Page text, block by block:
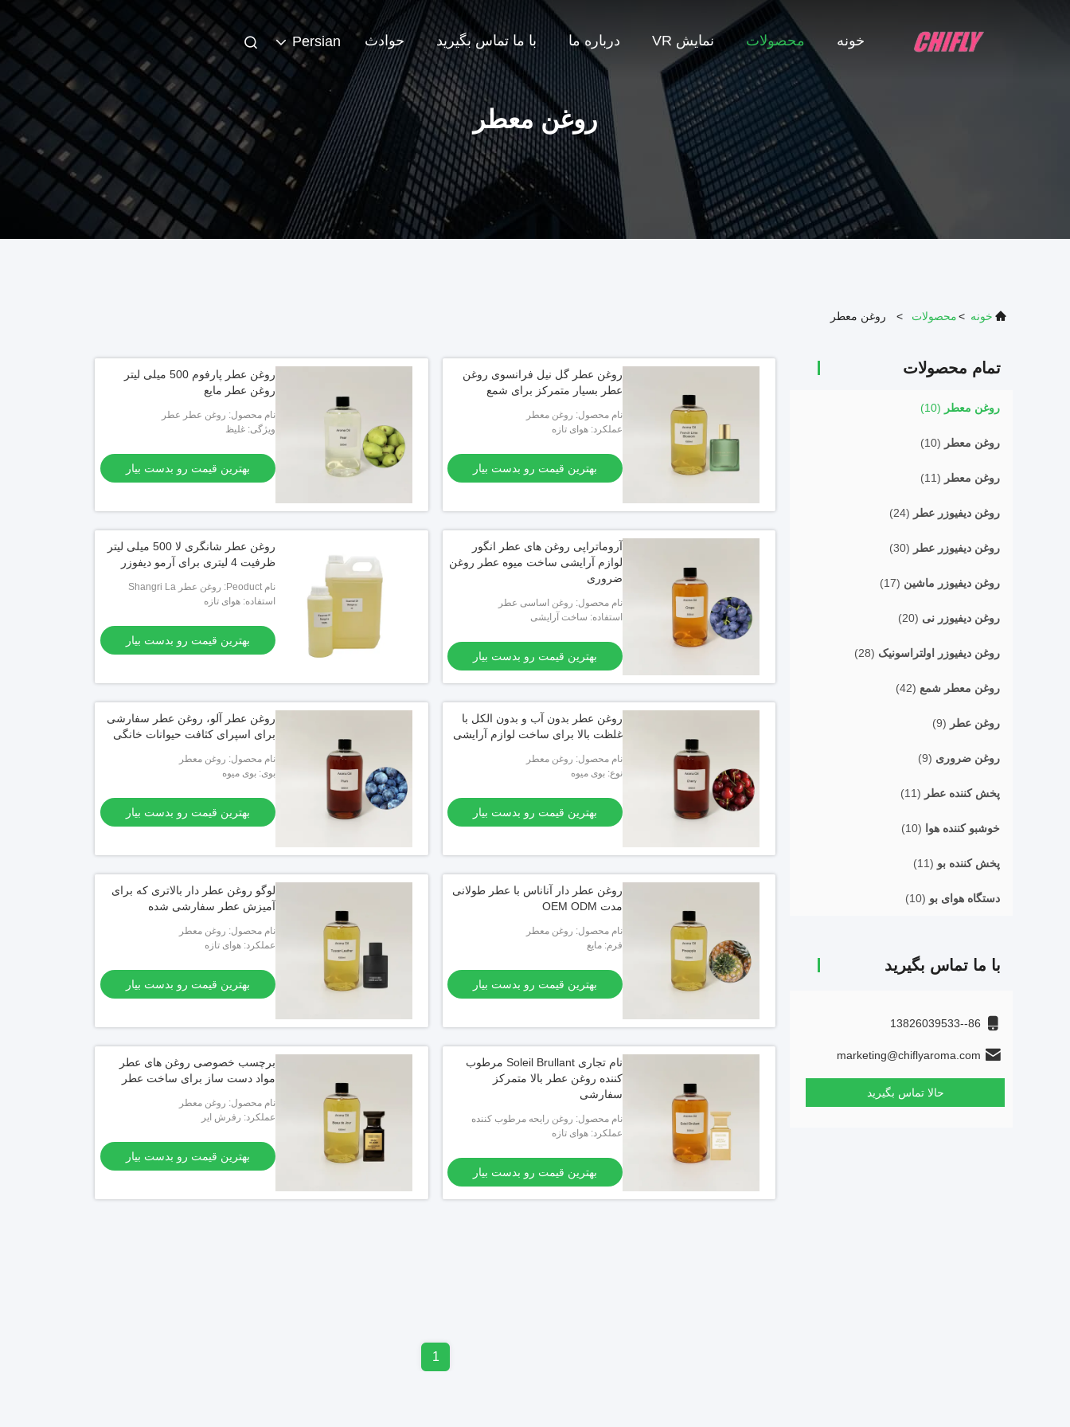
خونه محصولات نمایش VR درباره ما با ما تماس بگیرید حوادث Persian
روغن معطر
خونه >محصولات > روغن معطر
تمام محصولات
روغن معطر (10)
روغن معطر (10)
روغن معطر (11)
روغن دیفیوزر عطر (24)
روغن دیفیوزر عطر (30)
روغن دیفیوزر ماشین (17)
روغن دیفیوزر نی (20)
روغن دیفیوزر اولتراسونیک (28)
روغن معطر شمع (42)
روغن عطر (9)
روغن ضروری (9)
پخش کننده عطر (11)
خوشبو کننده هوا (10)
پخش کننده بو (11)
دستگاه هوای بو (10)
با ما تماس بگیرید
86--13826039533
marketing@chiflyaroma.com
حالا تماس بگیرید
روغن عطر گل نیل فرانسوی روغن
عطر بسیار متمرکز برای شمع
نام محصول: روغن معطر
عملکرد: هوای تازه
بهترین قیمت رو بدست بیار
روغن عطر پارفوم 500 میلی لیتر
روغن عطر مایع
نام محصول: روغن عطر عطر
ویژگی: غلیظ
بهترین قیمت رو بدست بیار
آروماتراپی روغن های عطر انگور
لوازم آرایشی ساخت میوه عطر روغن
ضروری
نام محصول: روغن اساسی عطر
استفاده: ساخت آرایشی
بهترین قیمت رو بدست بیار
روغن عطر شانگری لا 500 میلی لیتر
ظرفیت 4 لیتری برای آرمو دیفوزر
نام Peoduct: روغن عطر Shangri La
استفاده: هوای تازه
بهترین قیمت رو بدست بیار
روغن عطر بدون آب و بدون الکل با
غلظت بالا برای ساخت لوازم آرایشی
نام محصول: روغن معطر
نوع: بوی میوه
بهترین قیمت رو بدست بیار
روغن عطر آلو، روغن عطر سفارشی
برای اسپرای کثافت حیوانات خانگی
نام محصول: روغن معطر
بوی: بوی میوه
بهترین قیمت رو بدست بیار
روغن عطر دار آناناس با عطر طولانی
مدت OEM ODM
نام محصول: روغن معطر
فرم: مایع
بهترین قیمت رو بدست بیار
لوگو روغن عطر دار بالاتری که برای
آمیزش عطر سفارشی شده
نام محصول: روغن معطر
عملکرد: هوای تازه
بهترین قیمت رو بدست بیار
نام تجاری Soleil Brullant مرطوب
کننده روغن عطر بالا متمرکز
سفارشی
نام محصول: روغن رایحه مرطوب کننده
عملکرد: هوای تازه
بهترین قیمت رو بدست بیار
برچسب خصوصی روغن های عطر
مواد دست ساز برای ساخت عطر
نام محصول: روغن معطر
عملکرد: رفرش ایر
بهترین قیمت رو بدست بیار
1